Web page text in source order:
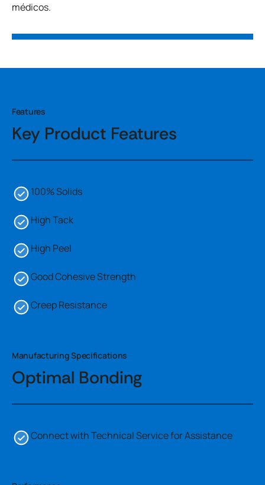
médicos.
Features
Key Product Features
100% Solids
High Tack
High Peel
Good Cohesive Strength
Creep Resistance
Manufacturing Specifications
Optimal Bonding
Connect with Technical Service for Assistance